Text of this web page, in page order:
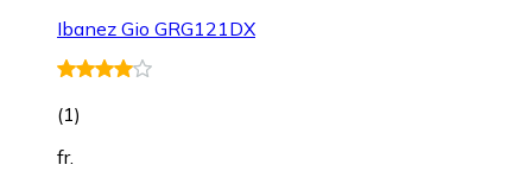
Ibanez Gio GRG121DX
(1)
fr.